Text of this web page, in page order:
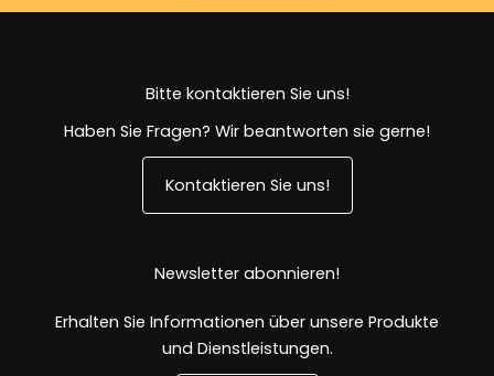
Bitte kontaktieren Sie uns!
Haben Sie Fragen? Wir beantworten sie gerne!
Kontaktieren Sie uns!
Newsletter abonnieren!
Erhalten Sie Informationen über unsere Produkte
und Dienstleistungen.